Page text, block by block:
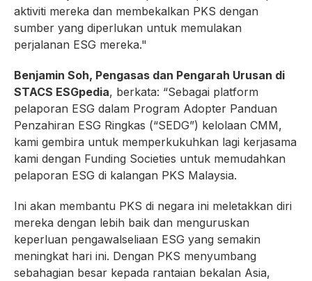
aktiviti mereka dan membekalkan PKS dengan
sumber yang diperlukan untuk memulakan
perjalanan ESG mereka."
Benjamin Soh, Pengasas dan Pengarah Urusan di
STACS ESGpedia, berkata: “Sebagai platform
pelaporan ESG dalam Program Adopter Panduan
Penzahiran ESG Ringkas (“SEDG”) kelolaan CMM,
kami gembira untuk memperkukuhkan lagi kerjasama
kami dengan Funding Societies untuk memudahkan
pelaporan ESG di kalangan PKS Malaysia.
Ini akan membantu PKS di negara ini meletakkan diri
mereka dengan lebih baik dan menguruskan
keperluan pengawalseliaan ESG yang semakin
meningkat hari ini. Dengan PKS menyumbang
sebahagian besar kepada rantaian bekalan Asia,